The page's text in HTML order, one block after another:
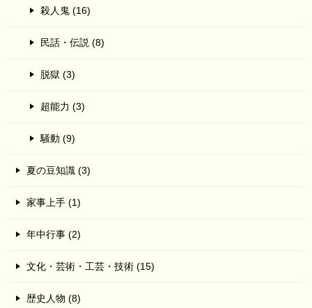
殺人鬼 (16)
民話・伝説 (8)
脱獄 (3)
超能力 (3)
騒動 (9)
夏の豆知識 (3)
家事上手 (1)
年中行事 (2)
文化・芸術・工芸・技術 (15)
歴史人物 (8)